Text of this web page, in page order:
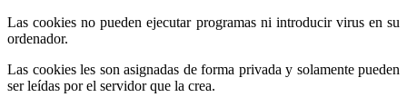
Las cookies no pueden ejecutar programas ni introducir virus en su
ordenador.
Las cookies les son asignadas de forma privada y solamente pueden
ser leídas por el servidor que la crea.